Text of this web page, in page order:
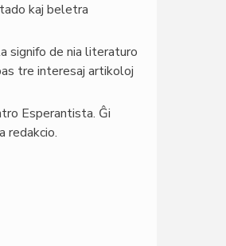
kaj beletra
signifo de nia literaturo
tre interesaj artikoloj
Esperantista. Ĝi
redakcio.